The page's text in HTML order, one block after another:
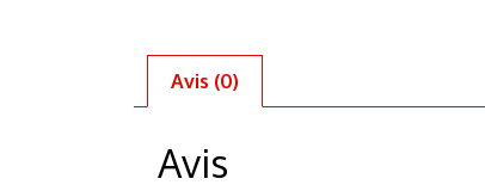
Avis (0)
Avis